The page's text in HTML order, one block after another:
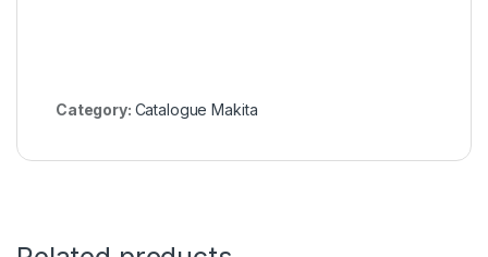
Category: Catalogue Makita